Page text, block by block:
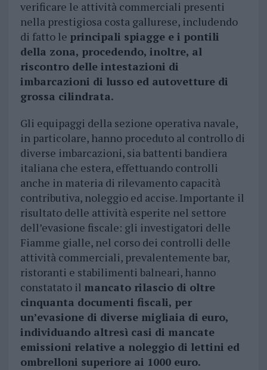
verificare le attività commerciali presenti
nella prestigiosa costa gallurese, includendo
di fatto le principali spiagge e i pontili
della zona, procedendo, inoltre, al
riscontro delle intestazioni di
imbarcazioni di lusso ed autovetture di
grossa cilindrata.
Gli equipaggi della sezione operativa navale,
in particolare, hanno proceduto al controllo di
diverse imbarcazioni, sia battenti bandiera
italiana che estera, effettuando controlli
anche in materia di rilevamento capacità
contributiva, noleggio ed accise. Importante il
risultato delle attività esperite nel settore
dell’evasione fiscale: gli investigatori delle
Fiamme gialle, nel corso dei controlli delle
attività commerciali, prevalentemente bar,
ristoranti e stabilimenti balneari, hanno
constatato il mancato rilascio di oltre
cinquanta documenti fiscali, per
un’evasione di diverse migliaia di euro,
individuando altresì casi di mancate
emissioni relative a noleggio di lettini ed
ombrelloni superiore ai 1000 euro.